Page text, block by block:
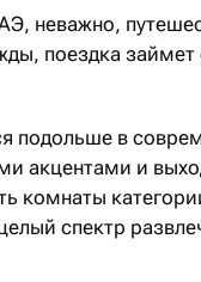
неважно,
поездка займет
подольше в
акцентами и
комнаты
спектр